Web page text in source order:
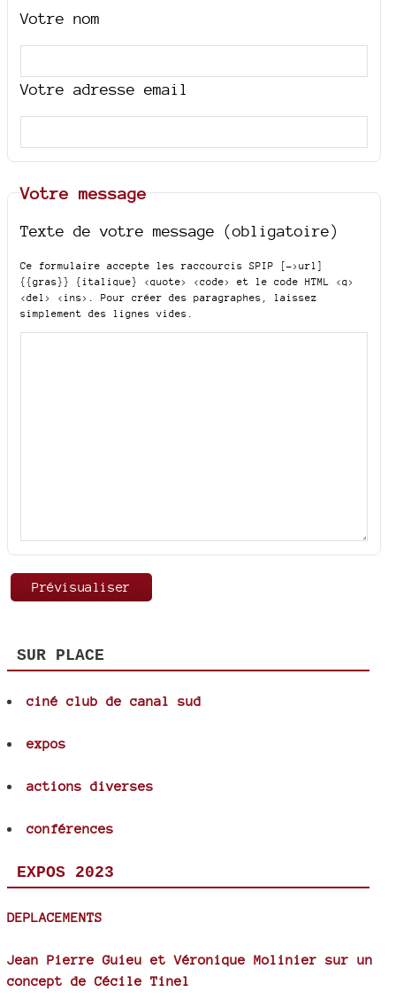
Votre nom
Votre adresse email
Votre message
Texte de votre message (obligatoire)
Ce formulaire accepte les raccourcis SPIP
[->url]
{{gras}} {italique} <quote> <code>
et le code HTML <q>
<del> <ins> . Pour créer des paragraphes, laissez
simplement des lignes vides.
SUR PLACE
ciné club de canal sud
expos
actions diverses
conférences
EXPOS 2023
DEPLACEMENTS
Jean Pierre Guieu et Véronique Molinier sur un
concept de Cécile Tinel